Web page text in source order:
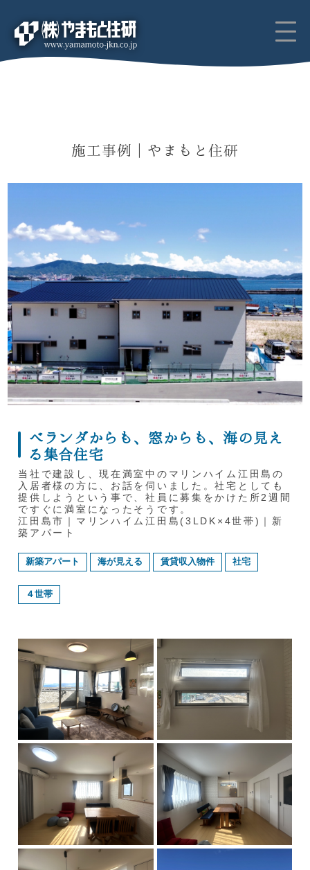
施工事例｜やまもと住研
ベランダからも、窓からも、海の見え
る集合住宅
当社で建設し、現在満室中のマリンハイム江田島の
入居者様の方に、お話を伺いました。社宅としても
提供しようという事で、社員に募集をかけた所2週間
ですぐに満室になったそうです。
江田島市｜マリンハイム江田島(3LDK×4世帯)｜新
築アパート
新築アパート 海が見える 賃貸収入物件 社宅
４世帯